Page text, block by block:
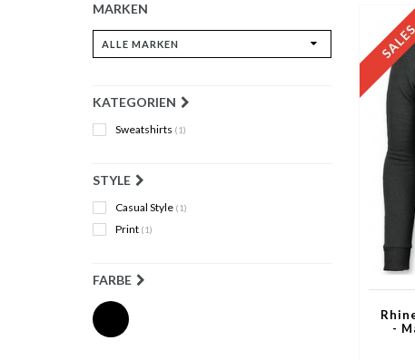
MARKEN
KATEGORIEN
Sweatshirts (1)
STYLE
Casual Style (1)
Print (1)
FARBE
-